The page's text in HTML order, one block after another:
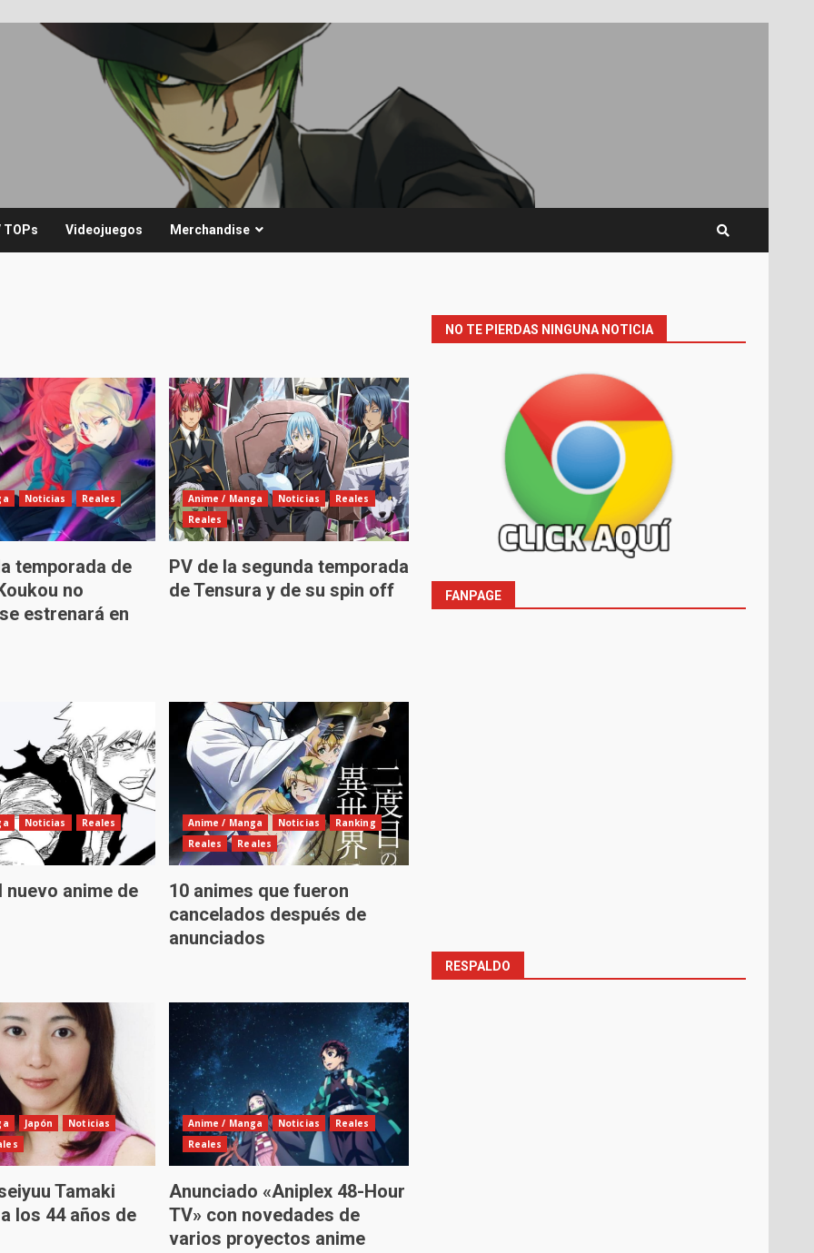
TOPs Videojuegos Merchandise
Noticias
Reales
temporada de
no
estrenará en
Anime / Manga Noticias
Reales
Reales
PV de la segunda temporada
de Tensura y de su spin off
Noticias
Reales
nuevo anime de
Anime / Manga Noticias
Ranking
Reales
Reales
10 animes que fueron
cancelados después de
anunciados
Japón
Noticias
Tamaki
los 44 años de
Anime / Manga Noticias
Reales
Reales
Anunciado «Aniplex 48-Hour
TV» con novedades de
varios proyectos anime
NO TE PIERDAS NINGUNA NOTICIA
FANPAGE
RESPALDO